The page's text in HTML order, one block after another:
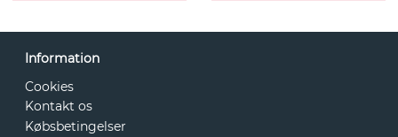
Information
Cookies
Kontakt os
Købsbetingelser